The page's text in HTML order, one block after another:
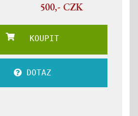
500,- CZK
KOUPIT
DOTAZ